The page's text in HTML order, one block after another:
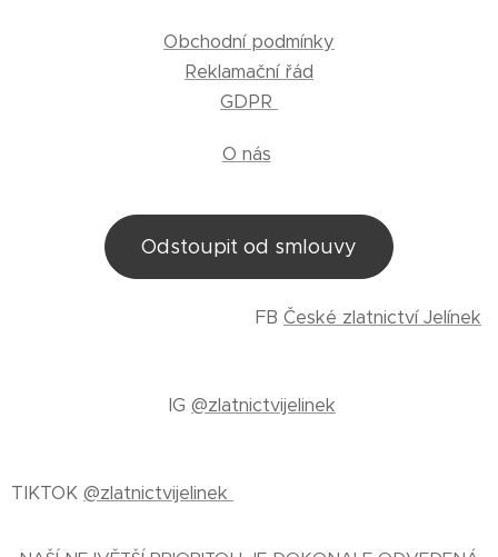
Obchodní podmínky
Reklamační řád
GDPR
O nás
Odstoupit od smlouvy
FB České zlatnictví Jelínek
IG @zlatnictvijelinek
TIKTOK @zlatnictvijelinek